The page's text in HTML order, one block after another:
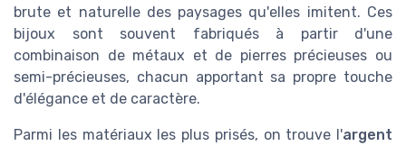
brute et naturelle des paysages qu'elles imitent. Ces
bijoux sont souvent fabriqués à partir d'une
combinaison de métaux et de pierres précieuses ou
semi-précieuses, chacun apportant sa propre touche
d'élégance et de caractère.
Parmi les matériaux les plus prisés, on trouve l'argent